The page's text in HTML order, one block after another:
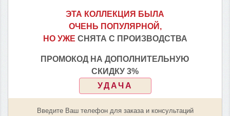
ЭТА КОЛЛЕКЦИЯ БЫЛА
ОЧЕНЬ ПОПУЛЯРНОЙ,
НО УЖЕ СНЯТА С ПРОИЗВОДСТВА
ПРОМОКОД НА ДОПОЛНИТЕЛЬНУЮ
СКИДКУ 3%
УДАЧА
Введите Ваш телефон для заказа и консультаций